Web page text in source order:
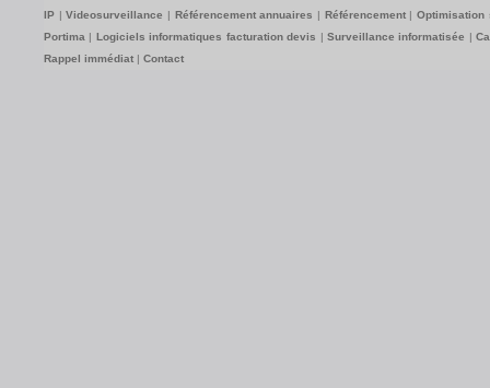
IP |Videosurveillance | Référencement annuaires | Référencement| Optimisation
Portima | Logiciels informatiques facturation devis |Surveillance informatisée |
Rappel immédiat | Contact